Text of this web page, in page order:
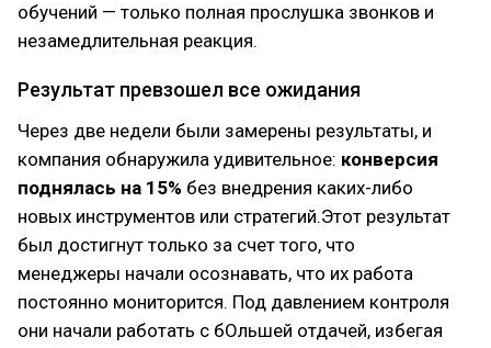
обучений — только полная прослушка звонков и
незамедлительная реакция.
Результат превзошел все ожидания
Через две недели были замерены результаты, и
компания обнаружила удивительное: конверсия
поднялась на 15% без внедрения каких-либо
новых инструментов или стратегий.Этот результат
был достигнут только за счет того, что
менеджеры начали осознавать, что их работа
постоянно мониторится. Под давлением контроля
они начали работать с бОльшей отдачей, избегая